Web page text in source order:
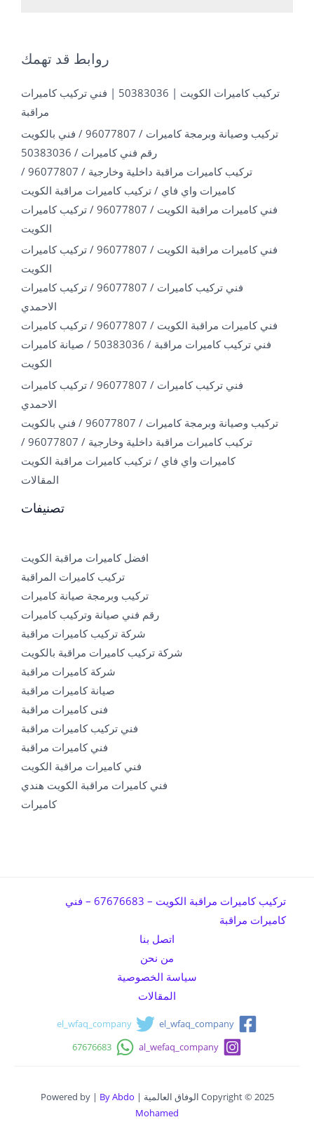
روابط قد تهمك
تركيب كاميرات الكويت | 50383036 | فني تركيب كاميرات
مراقبة
تركيب وصيانة وبرمجة كاميرات / 96077807 / فني بالكويت
رقم فني كاميرات / 50383036
تركيب كاميرات مراقبة داخلية وخارجية / 96077807 /
كاميرات واي فاي / تركيب كاميرات مراقبة الكويت
فني كاميرات مراقبة الكويت / 96077807 / تركيب كاميرات
الكويت
فني كاميرات مراقبة الكويت / 96077807 / تركيب كاميرات
الكويت
فني تركيب كاميرات / 96077807 / تركيب كاميرات
الاحمدي
فني كاميرات مراقبة الكويت / 96077807 / تركيب كاميرات
فني تركيب كاميرات مراقبة / 50383036 / صيانة كاميرات
الكويت
فني تركيب كاميرات / 96077807 / تركيب كاميرات
الاحمدي
تركيب وصيانة وبرمجة كاميرات / 96077807 / فني بالكويت
تركيب كاميرات مراقبة داخلية وخارجية / 96077807 /
كاميرات واي فاي / تركيب كاميرات مراقبة الكويت
المقالات
تصنيفات
افضل كاميرات مراقبة الكويت
تركيب كاميرات المراقبة
تركيب وبرمجة صيانة كاميرات
رقم فني صيانة وتركيب كاميرات
شركة تركيب كاميرات مراقبة
شركة تركيب كاميرات مراقبة بالكويت
شركة كاميرات مراقبة
صيانة كاميرات مراقبة
فنى كاميرات مراقبة
فني تركيب كاميرات مراقبة
فني كاميرات مراقبة
فني كاميرات مراقبة الكويت
فني كاميرات مراقبة الكويت هندي
كاميرات
تركيب كاميرات مراقبة الكويت – 67676683 – فني
كاميرات مراقبة
اتصل بنا
من نحن
سياسة الخصوصية
المقالات
el_wfaq_company
el_wfaq_company
al_wefaq_company
67676683
Copyright © 2025 الوفاق العالمية | Powered by |
By Abdo
Mohamed